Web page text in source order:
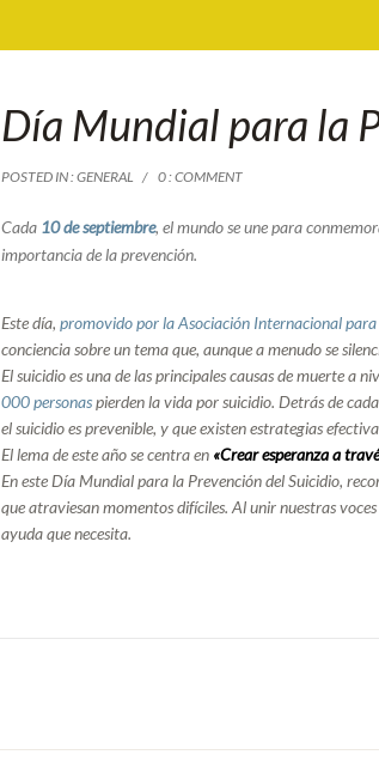
Día Mundial para la
POSTED IN :GENERAL 0 : COMMENT
Cada 10deseptiembre, elmundoseunepara
importanciadelaprevención.
Estedía, promovidoporlaAsociación Internacionalpara
concienciasobreuntemaque, aunqueamenudose
Elsuicidioesunadelasprincipalescausasdemuertea
000personas pierdenlavidaporsuicidio. Detrásdecada
elsuicidioesprevenible, yqueexistenestrategias
Ellemadeesteañosecentraen «Crearesperanzaatravé
Eneste Día Mundialparala PrevencióndelSuicidio,
queatraviesanmomentosdifíciles. Alunirnuestrasvoces
ayudaquenecesita.